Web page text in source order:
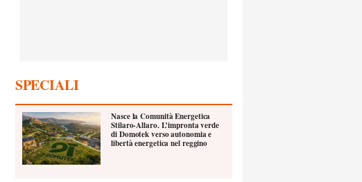
SPECIALI
Nasce la Comunità Energetica
Stilaro-Allaro. L’impronta verde
di Domotek verso autonomia e
libertà energetica nel reggino